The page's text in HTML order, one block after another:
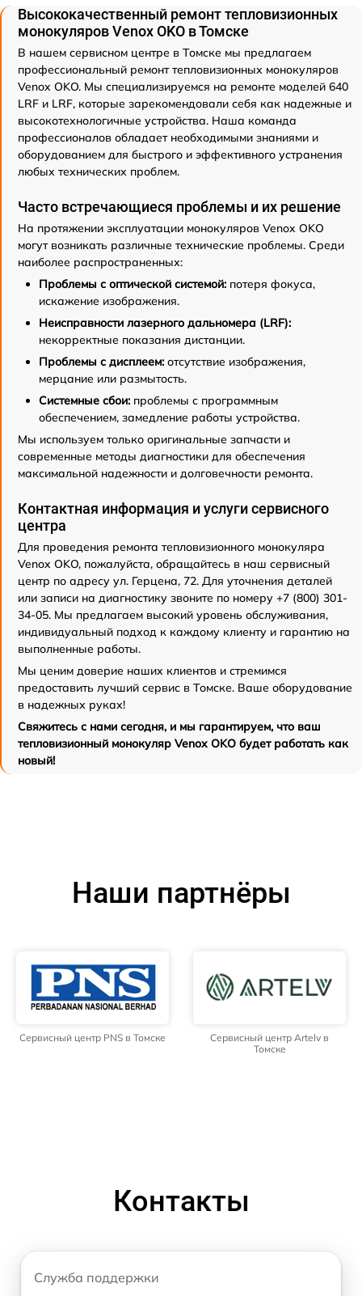
Высококачественный ремонт тепловизионных
монокуляров Venox OKO в Томске
В нашем сервисном центре в Томске мы предлагаем
профессиональный ремонт тепловизионных монокуляров
Venox OKO. Мы специализируемся на ремонте моделей 640
LRF и LRF, которые зарекомендовали себя как надежные и
высокотехнологичные устройства. Наша команда
профессионалов обладает необходимыми знаниями и
оборудованием для быстрого и эффективного устранения
любых технических проблем.
Часто встречающиеся проблемы и их решение
На протяжении эксплуатации монокуляров Venox OKO
могут возникать различные технические проблемы. Среди
наиболее распространенных:
Проблемы с оптической системой: потеря фокуса,
искажение изображения.
Неисправности лазерного дальномера (LRF):
некорректные показания дистанции.
Проблемы с дисплеем: отсутствие изображения,
мерцание или размытость.
Системные сбои: проблемы с программным
обеспечением, замедление работы устройства.
Мы используем только оригинальные запчасти и
современные методы диагностики для обеспечения
максимальной надежности и долговечности ремонта.
Контактная информация и услуги сервисного
центра
Для проведения ремонта тепловизионного монокуляра
Venox OKO, пожалуйста, обращайтесь в наш сервисный
центр по адресу ул. Герцена, 72. Для уточнения деталей
или записи на диагностику звоните по номеру +7 (800) 301-
34-05. Мы предлагаем высокий уровень обслуживания,
индивидуальный подход к каждому клиенту и гарантию на
выполненные работы.
Мы ценим доверие наших клиентов и стремимся
предоставить лучший сервис в Томске. Ваше оборудование
в надежных руках!
Свяжитесь с нами сегодня, и мы гарантируем, что ваш
тепловизионный монокуляр Venox OKO будет работать как
новый!
Наши партнёры
Сервисный центр PNS в Томске
Сервисный центр Artelv в
Томске
Контакты
Служба поддержки